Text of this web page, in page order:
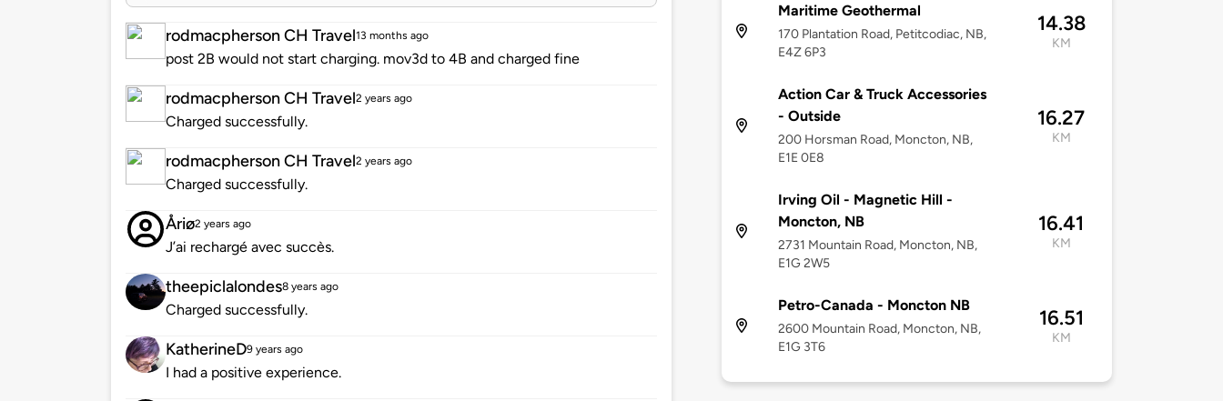
rodmacpherson CH Travel13 months ago
post 2B would not start charging. mov3d to 4B and charged fine
rodmacpherson CH Travel2 years ago
Charged successfully.
rodmacpherson CH Travel2 years ago
Charged successfully.
Åriø2 years ago
J’ai rechargé avec succès.
theepiclalondes8 years ago
Charged successfully.
KatherineD9 years ago
I had a positive experience.
Maritime Geothermal
170 Plantation Road, Petitcodiac, NB,
E4Z 6P3
14.38
KM
Action Car & Truck Accessories
- Outside
200 Horsman Road, Moncton, NB,
E1E 0E8
16.27
KM
Irving Oil - Magnetic Hill -
Moncton, NB
2731 Mountain Road, Moncton, NB,
E1G 2W5
16.41
KM
Petro-Canada - Moncton NB
2600 Mountain Road, Moncton, NB,
E1G 3T6
16.51
KM